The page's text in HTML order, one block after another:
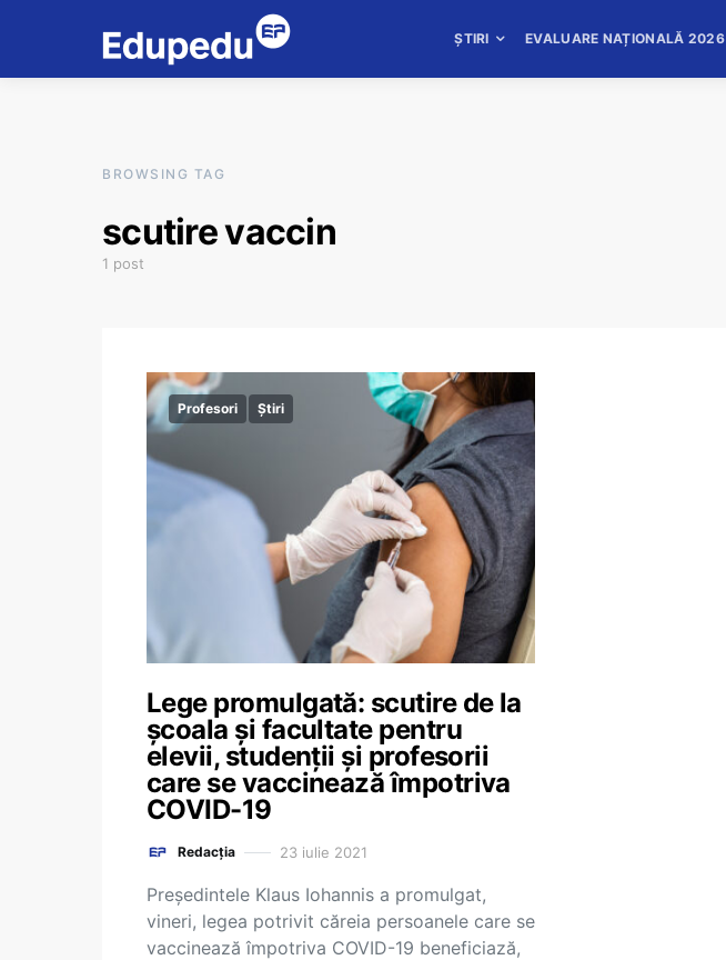
ȘTIRI EVALUARE NAȚIONALĂ 2026
BROWSING TAG
scutire vaccin
1 post
Profesori Știri
Lege promulgată: scutire de la
școala și facultate pentru
elevii, studenții și profesorii
care se vaccinează împotriva
COVID-19
Redacția 23 iulie 2021
Preşedintele Klaus Iohannis a promulgat,
vineri, legea potrivit căreia persoanele care se
vaccinează împotriva COVID-19 beneficiază,